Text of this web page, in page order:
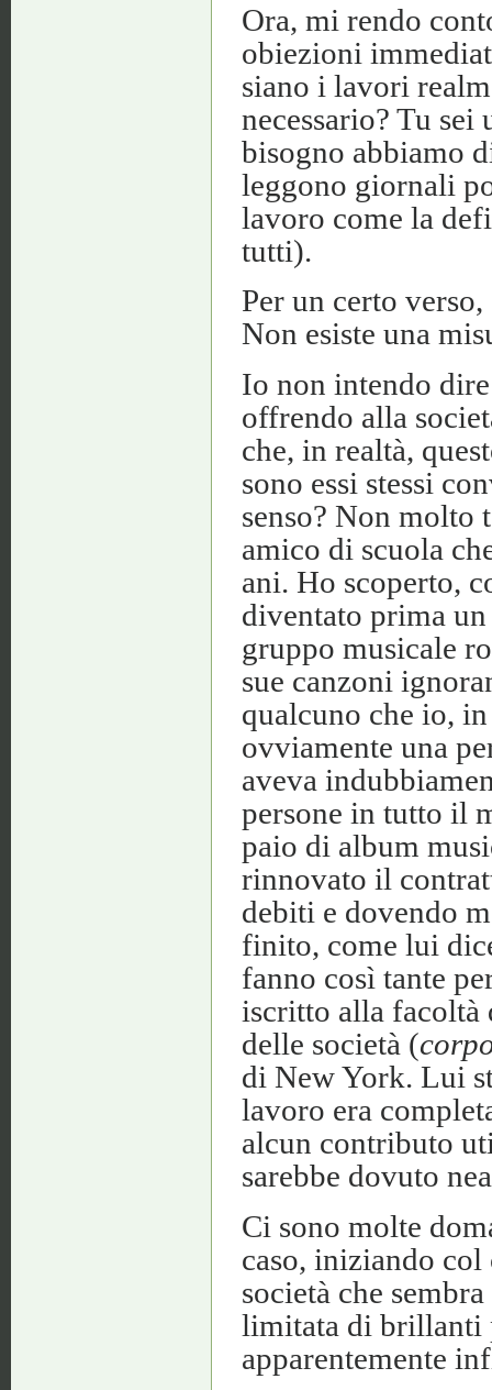
Ora, mi rendo
obiezioni
siano i lavori
necessario? Tu
bisogno abbiamo
leggono giornali
lavoro come la
tutti).
Per un certo
Non esiste una
Io non intendo
offrendo alla
che, in realtà,
sono essi stessi
senso? Non molto
amico di scuola
ani. Ho scoperto,
diventato prima
gruppo musicale
sue canzoni
qualcuno che io,
ovviamente una
aveva
persone in tutto il
paio di album
rinnovato il
debiti e dovendo
finito, come lui
fanno così tante
iscritto alla facoltà
delle società (
di New York. Lui
lavoro era
alcun contributo
sarebbe dovuto
Ci sono molte
caso, iniziando col
società che
limitata di brillanti
apparentemente